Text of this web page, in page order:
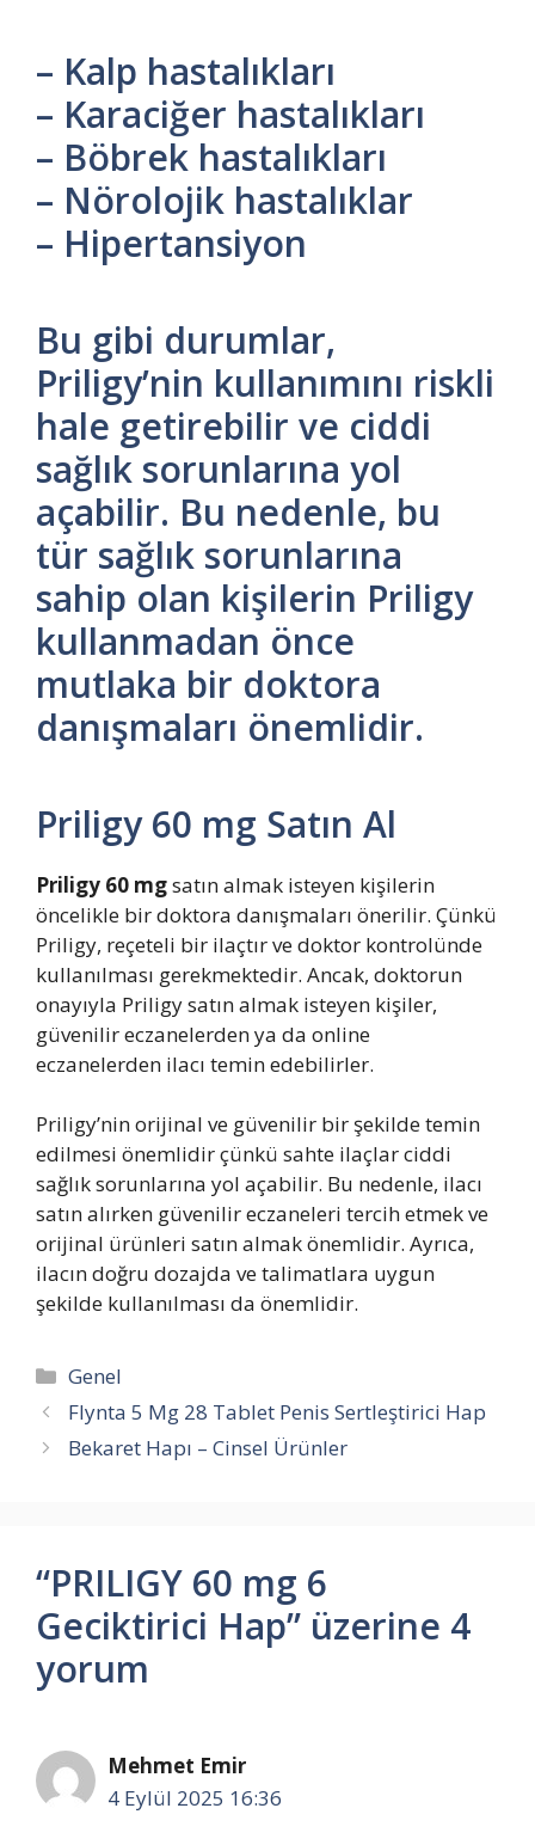
– Kalp hastalıkları
– Karaciğer hastalıkları
– Böbrek hastalıkları
– Nörolojik hastalıklar
– Hipertansiyon
Bu gibi durumlar,
Priligy’nin kullanımını riskli
hale getirebilir ve ciddi
sağlık sorunlarına yol
açabilir. Bu nedenle, bu
tür sağlık sorunlarına
sahip olan kişilerin Priligy
kullanmadan önce
mutlaka bir doktora
danışmaları önemlidir.
Priligy 60 mg Satın Al
Priligy 60 mgsatın almak isteyen kişilerin
öncelikle bir doktora danışmaları önerilir. Çünkü
Priligy, reçeteli bir ilaçtır ve doktor kontrolünde
kullanılması gerekmektedir. Ancak, doktorun
onayıyla Priligy satın almak isteyen kişiler,
güvenilir eczanelerden ya da online
eczanelerden ilacı temin edebilirler.
Priligy’nin orijinal ve güvenilir bir şekilde temin
edilmesi önemlidir çünkü sahte ilaçlar ciddi
sağlık sorunlarına yol açabilir. Bu nedenle, ilacı
satın alırken güvenilir eczaneleri tercih etmek ve
orijinal ürünleri satın almak önemlidir. Ayrıca,
ilacın doğru dozajda ve talimatlara uygun
şekilde kullanılması da önemlidir.
Kategoriler
Genel
Flynta 5 Mg 28 Tablet Penis Sertleştirici Hap
Bekaret Hapı – Cinsel Ürünler
“PRILIGY 60 mg 6
Geciktirici Hap” üzerine 4
yorum
Mehmet Emir
4 Eylül 2025 16:36